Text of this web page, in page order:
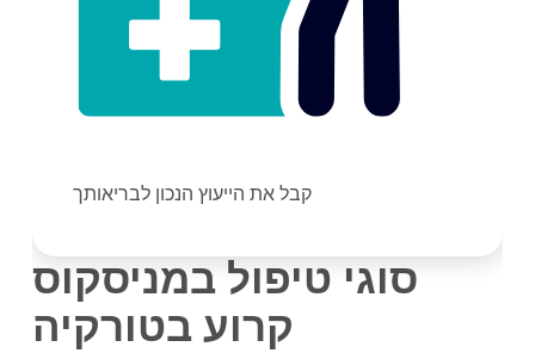
קבל את הייעוץ הנכון לבריאותך
סוגי טיפול במניסקוס
קרוע בטורקיה